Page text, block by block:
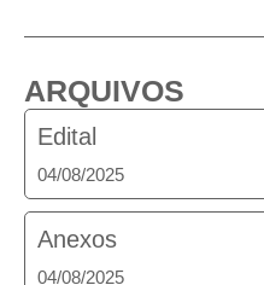
ARQUIVOS
Edital
04/08/2025
Anexos
04/08/2025